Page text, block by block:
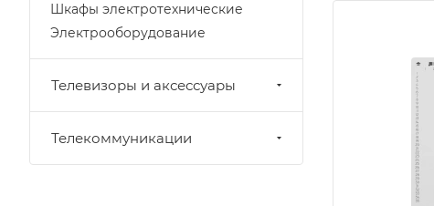
Шкафы электротехнические
Электрооборудование
Телевизоры и аксессуары
Телекоммуникации